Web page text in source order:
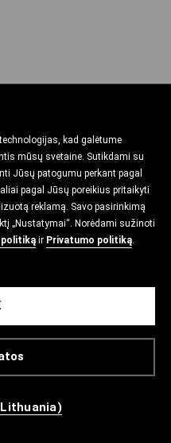
kad galėtume
mūsų svetaine. Sutikdami su
Jūsų patogumu perkant pagal
pagal Jūsų poreikius pritaikyti
reklamą. Savo pasirinkimą
„Nustatymai“. Norėdami sužinoti
politiką ir Privatumo politiką.